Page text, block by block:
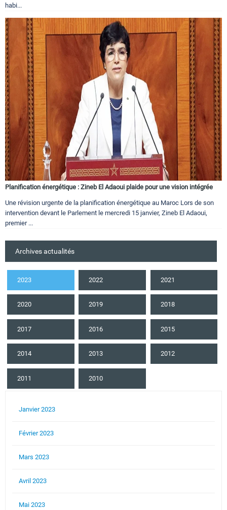
habi...
Planification énergétique : Zineb El Adaoui plaide pour une vision intégrée
Une révision urgente de la planification énergétique au Maroc Lors de son
intervention devant le Parlement le mercredi 15 janvier, Zineb El Adaoui,
premier ...
Archives actualités
2023 2022 2021
2020 2019 2018
2017 2016 2015
2014 2013 2012
2011 2010
Janvier 2023
Février 2023
Mars 2023
Avril 2023
Mai 2023